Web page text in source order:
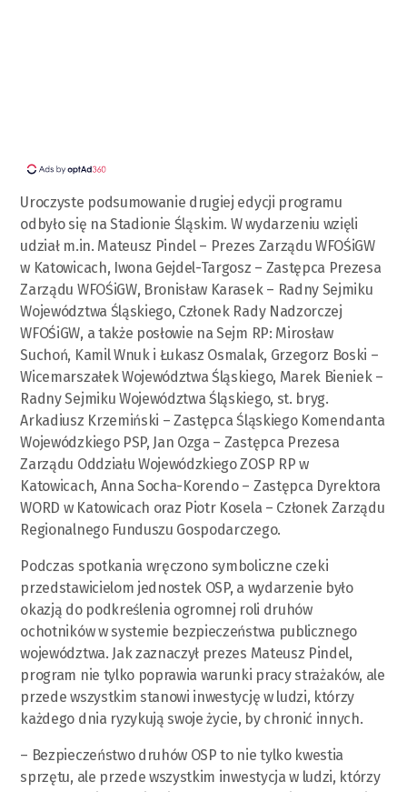
Uroczyste podsumowanie drugiej edycji programu
odbyło się na Stadionie Śląskim. W wydarzeniu wzięli
udział m.in. Mateusz Pindel – Prezes Zarządu WFOŚiGW
w Katowicach, Iwona Gejdel-Targosz – Zastępca Prezesa
Zarządu WFOŚiGW, Bronisław Karasek – Radny Sejmiku
Województwa Śląskiego, Członek Rady Nadzorczej
WFOŚiGW, a także posłowie na Sejm RP: Mirosław
Suchoń, Kamil Wnuk i Łukasz Osmalak, Grzegorz Boski –
Wicemarszałek Województwa Śląskiego, Marek Bieniek –
Radny Sejmiku Województwa Śląskiego, st. bryg.
Arkadiusz Krzemiński – Zastępca Śląskiego Komendanta
Wojewódzkiego PSP, Jan Ozga – Zastępca Prezesa
Zarządu Oddziału Wojewódzkiego ZOSP RP w
Katowicach, Anna Socha-Korendo – Zastępca Dyrektora
WORD w Katowicach oraz Piotr Kosela – Członek Zarządu
Regionalnego Funduszu Gospodarczego.
Podczas spotkania wręczono symboliczne czeki
przedstawicielom jednostek OSP, a wydarzenie było
okazją do podkreślenia ogromnej roli druhów
ochotników w systemie bezpieczeństwa publicznego
województwa. Jak zaznaczył prezes Mateusz Pindel,
program nie tylko poprawia warunki pracy strażaków, ale
przede wszystkim stanowi inwestycję w ludzi, którzy
każdego dnia ryzykują swoje życie, by chronić innych.
– Bezpieczeństwo druhów OSP to nie tylko kwestia
sprzętu, ale przede wszystkim inwestycja w ludzi, którzy